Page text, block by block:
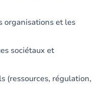
organisations et les
sociétaux et
(ressources, régulation,